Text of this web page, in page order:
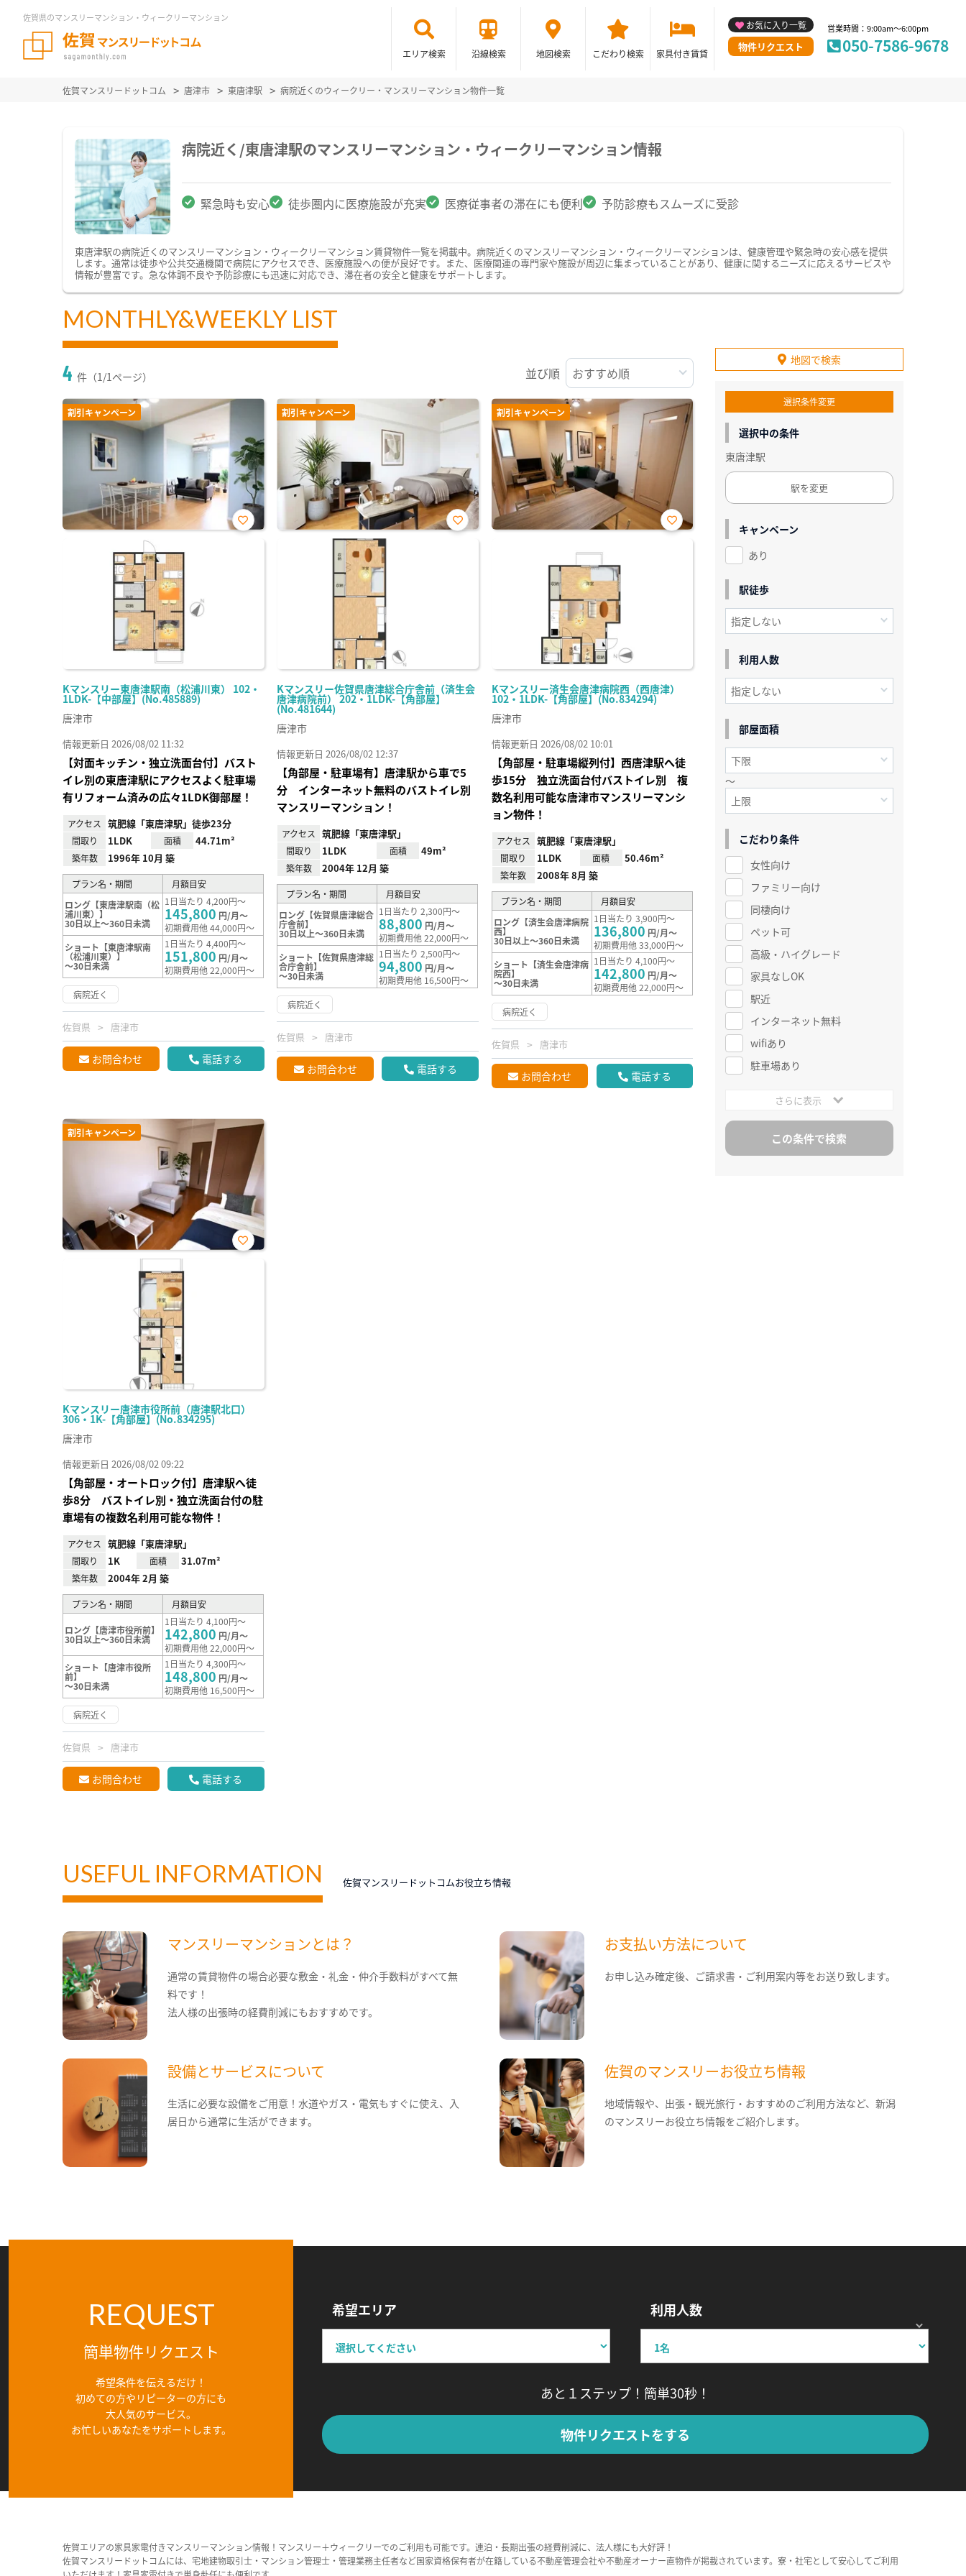
佐賀県のマンスリーマンション・ウィークリーマンション
エリア検索 沿線検索 地図検索 こだわり検索 家具付き賃貸
お気に入り一覧
物件リクエスト
営業時間：9:00am～6:00pm
050-7586-9678
佐賀マンスリードットコム 唐津市 東唐津駅 病院近くのウィークリー・マンスリーマンション物件一覧
病院近く/東唐津駅のマンスリーマンション・ウィークリーマンション情報
緊急時も安心 徒歩圏内に医療施設が充実 医療従事者の滞在にも便利 予防診療もスムーズに受診
東唐津駅の病院近くのマンスリーマンション・ウィークリーマンション賃貸物件一覧を掲載中。病院近くのマンスリーマンション・ウィークリーマンションは、健康管理や緊急時の安心感を提供
します。通常は徒歩や公共交通機関で病院にアクセスでき、医療施設への便が良好です。また、医療関連の専門家や施設が周辺に集まっていることがあり、健康に関するニーズに応えるサービスや
情報が豊富です。急な体調不良や予防診療にも迅速に対応でき、滞在者の安全と健康をサポートします。
MONTHLY&WEEKLY LIST
4 件（1/1ページ） 並び順
割引キャンペーン
Kマンスリー東唐津駅南（松浦川東） 102・
1LDK-【中部屋】(No.485889)
お気
唐津市
情報更新日 2026/08/02 11:32
【対面キッチン・独立洗面台付】バスト
イレ別の東唐津駅にアクセスよく駐車場
有リフォーム済みの広々1LDK御部屋！
アクセス 筑肥線「東唐津駅」徒歩23分
間取り 1LDK 面積 44.71m²
築年数 1996年 10月 築
プラン名・期間
月額目安
ロング【東唐津駅南（松
浦川東）】
30日以上～360日未満
1日当たり 4,200円～
145,800 円/月～
初期費用他 44,000円～
ショート【東唐津駅南
（松浦川東）】
～30日未満
1日当たり 4,400円～
151,800 円/月～
初期費用他 22,000円～
病院近く
佐賀県 唐津市
お問合わせ 電話する
割引キャンペーン
Kマンスリー佐賀県唐津総合庁舎前（済生会
唐津病院前） 202・1LDK-【角部屋】
(No.481644)
お気
唐津市
情報更新日 2026/08/02 12:37
【角部屋・駐車場有】唐津駅から車で5
分 インターネット無料のバストイレ別
マンスリーマンション！
アクセス 筑肥線「東唐津駅」
間取り 1LDK 面積 49m²
築年数 2004年 12月 築
プラン名・期間
月額目安
ロング【佐賀県唐津総合
庁舎前】
30日以上～360日未満
1日当たり 2,300円～
88,800 円/月～
初期費用他 22,000円～
ショート【佐賀県唐津総
合庁舎前】
～30日未満
1日当たり 2,500円～
94,800 円/月～
初期費用他 16,500円～
病院近く
佐賀県 唐津市
お問合わせ 電話する
割引キャンペーン
Kマンスリー済生会唐津病院西（西唐津）
102・1LDK-【角部屋】(No.834294)
お気
唐津市
情報更新日 2026/08/02 10:01
【角部屋・駐車場縦列付】西唐津駅へ徒
歩15分 独立洗面台付バストイレ別 複
数名利用可能な唐津市マンスリーマンシ
ョン物件！
アクセス 筑肥線「東唐津駅」
間取り 1LDK 面積 50.46m²
築年数 2008年 8月 築
プラン名・期間
月額目安
ロング【済生会唐津病院
西】
30日以上～360日未満
1日当たり 3,900円～
136,800 円/月～
初期費用他 33,000円～
ショート【済生会唐津病
院西】
～30日未満
1日当たり 4,100円～
142,800 円/月～
初期費用他 22,000円～
病院近く
佐賀県 唐津市
お問合わせ 電話する
割引キャンペーン
Kマンスリー唐津市役所前（唐津駅北口）
306・1K-【角部屋】(No.834295)
お気
唐津市
情報更新日 2026/08/02 09:22
【角部屋・オートロック付】唐津駅へ徒
歩8分 バストイレ別・独立洗面台付の駐
車場有の複数名利用可能な物件！
アクセス 筑肥線「東唐津駅」
間取り 1K 面積 31.07m²
築年数 2004年 2月 築
プラン名・期間 月額目安
ロング【唐津市役所前】
30日以上～360日未満
1日当たり 4,100円～
142,800 円/月～
初期費用他 22,000円～
ショート【唐津市役所
前】
～30日未満
1日当たり 4,300円～
148,800 円/月～
初期費用他 16,500円～
病院近く
佐賀県 唐津市
お問合わせ 電話する
地図で検索
選択条件変更
選択中の条件
東唐津駅
駅を変更
キャンペーン
あり
駅徒歩
利用人数
部屋面積
～
こだわり条件
女性向け
ファミリー向け
同棲向け
ペット可
高級・ハイグレード
家具なしOK
駅近
インターネット無料
wifiあり
駐車場あり
さらに表示
USEFUL INFORMATION 佐賀マンスリードットコムお役立ち情報
マンスリーマンションとは？
通常の賃貸物件の場合必要な敷金・礼金・仲介手数料がすべて無
料です！
法人様の出張時の経費削減にもおすすめです。
お支払い方法について
お申し込み確定後、ご請求書・ご利用案内等をお送り致します。
設備とサービスについて
生活に必要な設備をご用意！水道やガス・電気もすぐに使え、入
居日から通常に生活ができます。
佐賀のマンスリーお役立ち情報
地域情報や、出張・観光旅行・おすすめのご利用方法など、新潟
のマンスリーお役立ち情報をご紹介します。
REQUEST
簡単物件リクエスト
希望条件を伝えるだけ！
初めての方やリピーターの方にも
大人気のサービス。
お忙しいあなたをサポートします。
希望エリア 利用人数
あと１ステップ！簡単30秒！
物件リクエストをする
佐賀エリアの家具家電付きマンスリーマンション情報！マンスリー＋ウィークリーでのご利用も可能です。連泊・長期出張の経費削減に、法人様にも大好評！
佐賀マンスリードットコムには、宅地建物取引士・マンション管理士・管理業務主任者など国家資格保有者が在籍している不動産管理会社や不動産オーナー直物件が掲載されています。寮・社宅として安心してご利用